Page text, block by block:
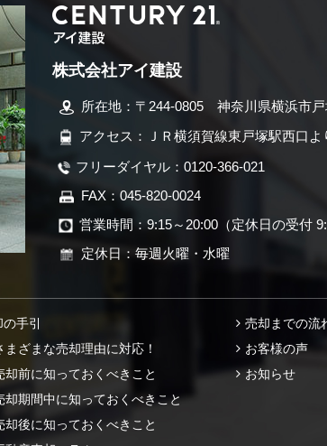
株式会社アイ建設
所在地：〒244-0805 神奈川県横浜市
アクセス：ＪＲ横須賀線東戸塚駅西口よ
フリーダイヤル：0120-366-021
FAX：045-820-0024
営業時間：9:15～20:00（定休日の受付
定休日：毎週火曜・水曜
手引
まざまな売却理由に対応！
却前に知っておくべきこと
却期間中に知っておくべきこと
却後に知っておくべきこと
売却までの流
お客様の声
お知らせ